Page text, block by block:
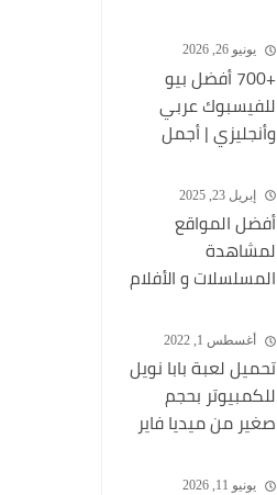
يونيو 26, 2026
+700 أفضل بيو
للفيسبوك عربي
وأنجليزي | أجمل
للفيسبوك 2026
Facebook Stylish Bio
إبريل 23, 2025
أفضل المواقع
لمشاهدة
المسلسلات و الأفلام
وبجودة عالية
أغسطس 1, 2022
تحميل لعبة بابا نويل
للكمبيوتر بحجم
صغير من ميديا فاير
يونيو 11, 2026